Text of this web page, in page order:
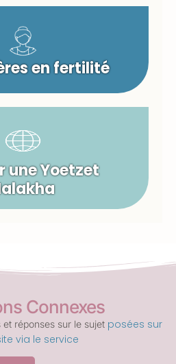
en fertilité
une Yoetzet
Connexes
réponses sur le sujet posées sur
via le service